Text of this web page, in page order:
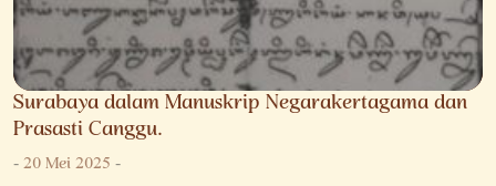
Surabaya dalam Manuskrip Negarakertagama dan
Prasasti Canggu.
-20 Mei 2025-